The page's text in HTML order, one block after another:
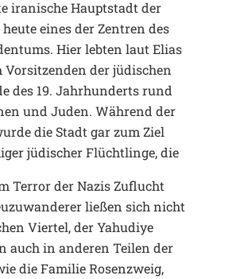
iranische Hauptstadt der
eines der Zentren des
Hier lebten laut Elias
Vorsitzenden der jüdischen
des 19. Jahrhunderts rund
und Juden. Während der
die Stadt gar zum Ziel
jüdischer Flüchtlinge, die
Terror der Nazis Zuflucht
ließen sich nicht
Viertel, der Yahudiye
auch in anderen Teilen der
die Familie Rosenzweig,